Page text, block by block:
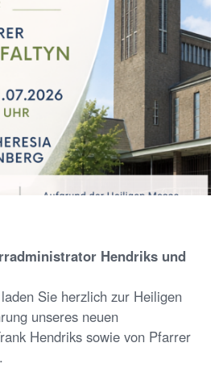
Hendriks und
Sie herzlich zur Heiligen
unseres neuen
Hendriks sowie von Pfarrer